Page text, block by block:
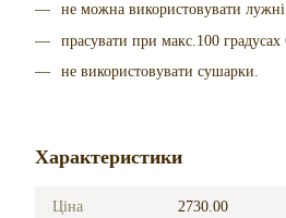
не можна використовувати лужні
прасувати при макс.100 градусах
не використовувати сушарки.
Характеристики
Ціна 2730.00